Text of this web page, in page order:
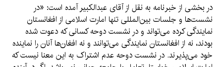
در بخشی از خبرنامه به نقل از آقای عبدالکبیر آمده است: «در
نشست‌ها و جلسات بین‌المللی تنها امارت اسلامی از افغانستان
نمایندگی کرده می‌تواند و در نشست دوحه کسانی که دعوت شده
بودند، نه از افغانستان نمایندگی می‌توانند و نه افغان‌ها آنان را نماینده
خود می‌پذیرند. در نشست دوحه عدم اشتراک به این معنا نیست که